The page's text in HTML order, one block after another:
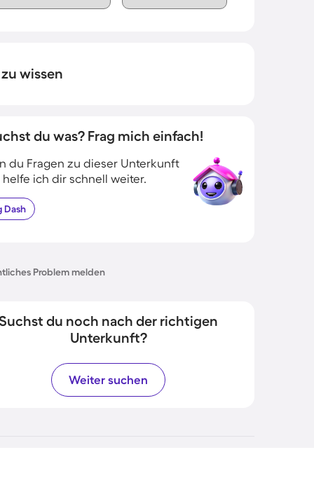
wissen
du was? Frag mich einfach!
du Fragen zu dieser Unterkunft
helfe ich dir schnell weiter.
Dash
Problem melden
du noch nach der richtigen
Unterkunft?
Weiter suchen